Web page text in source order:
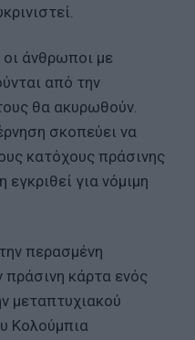
οι άνθρωποι με
από την
θα ακυρωθούν.
σκοπεύει να
κατόχους πράσινης
εγκριθεί για νόμιμη
περασμένη
κάρτα ενός
μεταπτυχιακού
Κολούμπια